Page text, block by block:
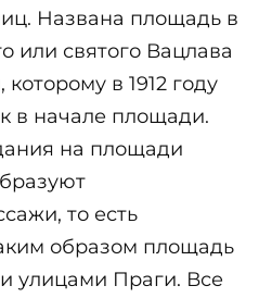
Названа площадь в
или святого Вацлава
в 1912 году
в начале площади.
на площади
то есть
образом площадь
улицами Праги. Все